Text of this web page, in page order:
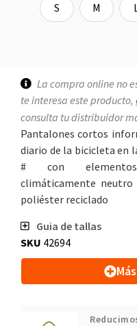
S M
La compra online no
te interesa este producto,
consulta tu distribuidor
Pantalones cortos
diario de la bicicleta en
# con elementos
climáticamente neutro
poliéster reciclado
Guia de tallas
SKU 42694